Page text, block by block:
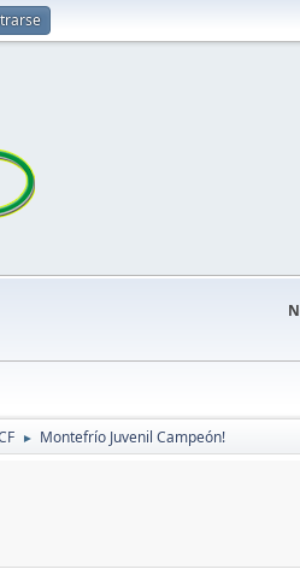
► Montefrío Juvenil Campeón!